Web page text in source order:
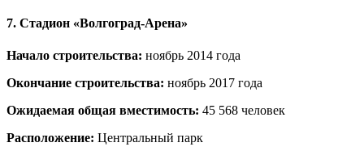
7. Стадион «Волгоград-Арена»
Начало строительства: ноябрь 2014 года
Окончание строительства: ноябрь 2017 года
Ожидаемая общая вместимость: 45 568 человек
Расположение: Центральный парк